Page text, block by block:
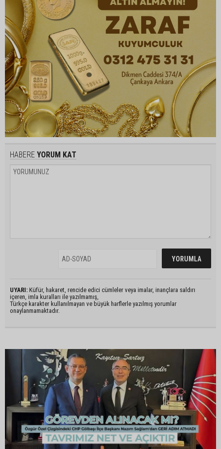
HABERE YORUM KAT
UYARI: Küfür, hakaret, rencide edici cümleler veya imalar, inançlara saldırı
içeren, imla kuralları ile yazılmamış,
Türkçe karakter kullanılmayan ve büyük harflerle yazılmış yorumlar
onaylanmamaktadır.